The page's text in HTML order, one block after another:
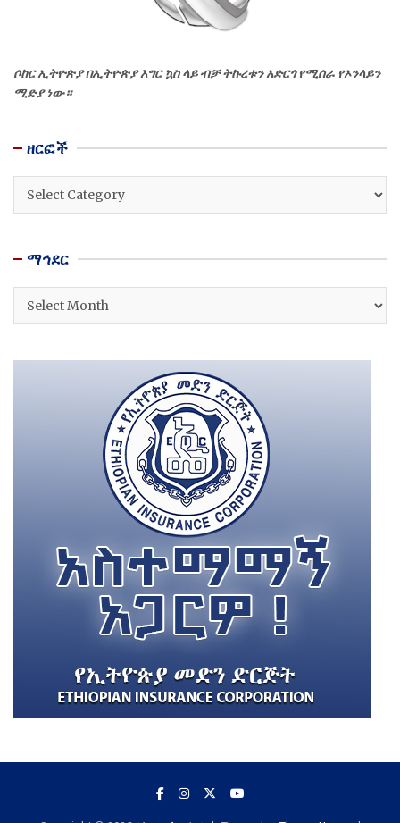
ሶከር ኢትዮጵያ በኢትዮጵያ እግር ኳስ ላይ ብቻ ትኩረቱን አድርጎ የሚሰራ የኦንላይን
ሚድያ ነው።
ዘርፎች
ዘርፎች
ማኅደር
ማኅደር